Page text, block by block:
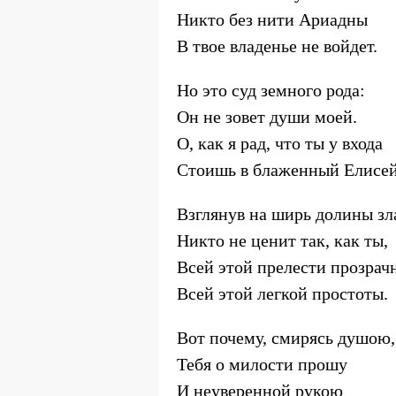
Никто без нити Ариадны
В твое владенье не войдет.
Но это суд земного рода:
Он не зовет души моей.
О, как я рад, что ты у входа
Стоишь в блаженный
Взглянув на ширь долины
Никто не ценит так, как ты,
Всей этой прелести
Всей этой легкой простоты.
Вот почему, смирясь душою,
Тебя о милости прошу
И неуверенной рукою